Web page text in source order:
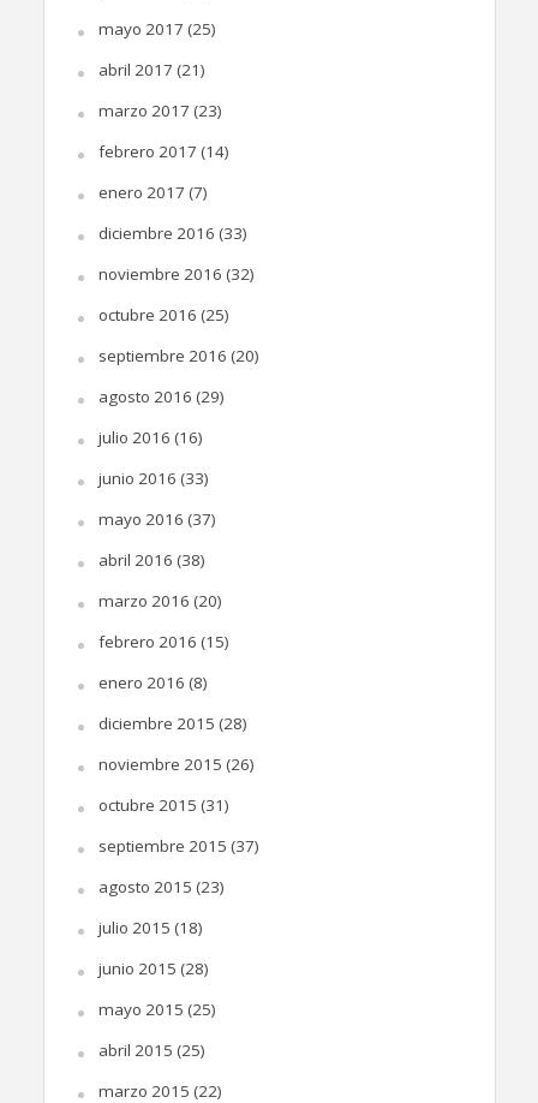
mayo 2017 (25)
abril 2017 (21)
marzo 2017 (23)
febrero 2017 (14)
enero 2017 (7)
diciembre 2016 (33)
noviembre 2016 (32)
octubre 2016 (25)
septiembre 2016 (20)
agosto 2016 (29)
julio 2016 (16)
junio 2016 (33)
mayo 2016 (37)
abril 2016 (38)
marzo 2016 (20)
febrero 2016 (15)
enero 2016 (8)
diciembre 2015 (28)
noviembre 2015 (26)
octubre 2015 (31)
septiembre 2015 (37)
agosto 2015 (23)
julio 2015 (18)
junio 2015 (28)
mayo 2015 (25)
abril 2015 (25)
marzo 2015 (22)